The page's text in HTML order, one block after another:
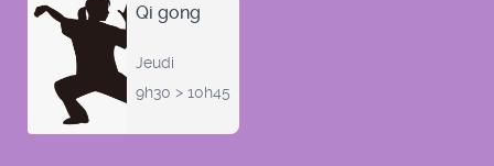
Qi gong
Jeudi
9h30 > 10h45